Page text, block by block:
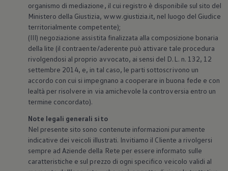
organismo di mediazione, il cui registro è disponibile sul sito del
Ministero della Giustizia, www.giustizia.it, nel luogo del Giudice
territorialmente competente);
(III) negoziazione assistita finalizzata alla composizione bonaria
della lite (il contraente/aderente può attivare tale procedura
rivolgendosi al proprio avvocato, ai sensi del D.L. n. 132, 12
settembre 2014, e, in tal caso, le parti sottoscrivono un
accordo con cui si impegnano a cooperare in buona fede e con
lealtà per risolvere in via amichevole la controversia entro un
termine concordato).
Note legali generali sito
Nel presente sito sono contenute informazioni puramente
indicative dei veicoli illustrati. Invitiamo il Cliente a rivolgersi
sempre ad Aziende della Rete per essere informato sulle
caratteristiche e sul prezzo di ogni specifico veicolo validi al